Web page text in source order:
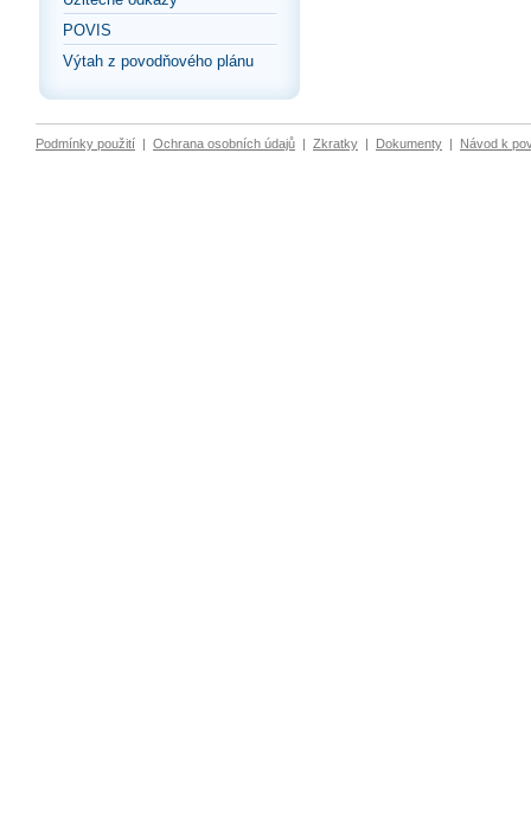
POVIS
Výtah z povodňového plánu
Podmínky použití | Ochrana osobních údajů | Zkratky | Dokumenty | Návod k